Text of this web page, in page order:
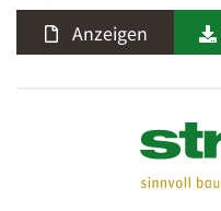
Anzeigen